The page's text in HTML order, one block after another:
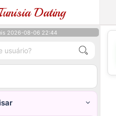
Dating
2026-08-06 22:44